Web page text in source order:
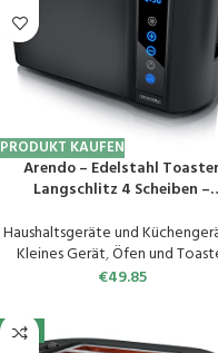
PRODUKT KAUFEN
Arendo – Edelstahl Toaster
Langschlitz 4 Scheiben –
Doppelwandgehäuse – 1500
Integrierter Brötchenaufsatz
Bräunungsgrade –
Memoryfunktion
Haushaltsgeräte und
Kleines Gerät,Öfen und
€49.85
-3%